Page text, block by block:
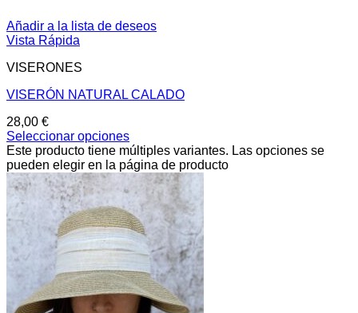
Añadir a la lista de deseos
Vista Rápida
VISERONES
VISERÓN NATURAL CALADO
28,00 €
Seleccionar opciones
Este producto tiene múltiples variantes. Las opciones se
pueden elegir en la página de producto